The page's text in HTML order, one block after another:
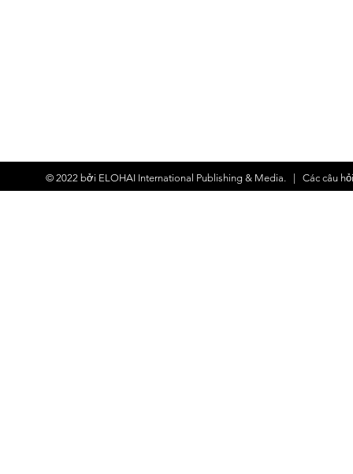
© 2022 bởi ELOHAI International Publishing & Media. | Các câu